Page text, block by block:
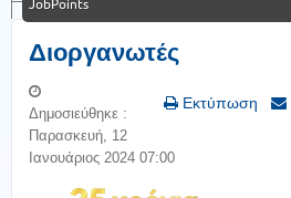
JobPoints
Διοργανωτές
Εκτύπωση
Δημοσιεύθηκε :
Παρασκευή, 12
Ιανουάριος 2024 07:00